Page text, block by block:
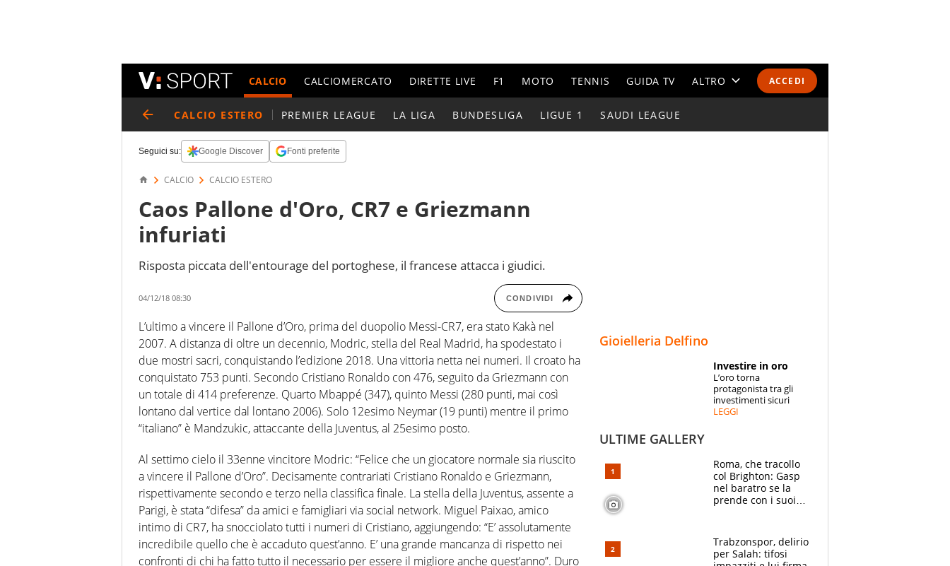
ACCEDI
CALCIO CALCIOMERCATO DIRETTE LIVE F1 MOTO TENNIS GUIDA TV ALTRO
ESPERTI
CALCIO ESTERO PREMIER LEAGUE LA LIGA BUNDESLIGA LIGUE 1 SAUDI LEAGUE
Seguici su: Google Discover Fonti preferite
CALCIO CALCIO ESTERO
Caos Pallone d'Oro, CR7 e Griezmann
infuriati
Risposta piccata dell'entourage del portoghese, il francese attacca i giudici.
04/12/18 08:30 CONDIVIDI
L’ultimo a vincere il Pallone d’Oro, prima del duopolio Messi-CR7, era stato Kakà nel
2007. A distanza di oltre un decennio, Modric, stella del Real Madrid, ha spodestato i
due mostri sacri, conquistando l’edizione 2018. Una vittoria netta nei numeri. Il croato ha
conquistato 753 punti. Secondo Cristiano Ronaldo con 476, seguito da Griezmann con
un totale di 414 preferenze. Quarto Mbappé (347), quinto Messi (280 punti, mai così
lontano dal vertice dal lontano 2006). Solo 12esimo Neymar (19 punti) mentre il primo
“italiano” è Mandzukic, attaccante della Juventus, al 25esimo posto.
Al settimo cielo il 33enne vincitore Modric: “Felice che un giocatore normale sia riuscito
a vincere il Pallone d’Oro”. Decisamente contrariati Cristiano Ronaldo e Griezmann,
rispettivamente secondo e terzo nella classifica finale. La stella della Juventus, assente a
Parigi, è stata “difesa” da amici e famigliari via social network. Miguel Paixao, amico
intimo di CR7, ha snocciolato tutti i numeri di Cristiano, aggiungendo: “E’ assolutamente
incredibile quello che è accaduto quest’anno. E’ una grande mancanza di rispetto nei
confronti di chi ha fatto tutto il necessario per essere il migliore anche quest’anno”. Duro
Gioielleria Delfino
Investire in oro
L’oro torna
protagonista tra gli
investimenti sicuri
LEGGI
ULTIME GALLERY
Roma, che tracollo
col Brighton: Gasp
nel baratro se la
prende con i suoi
Trabzonspor, delirio
per Salah: tifosi